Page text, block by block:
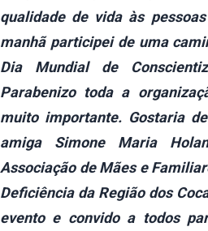
qualidade de vida às
manhã participei de uma
Dia Mundial de
Parabenizo toda a
muito importante. Gostaria
amiga Simone Maria
Associação de Mães e
Deficiência da Região dos
evento e convido a todos